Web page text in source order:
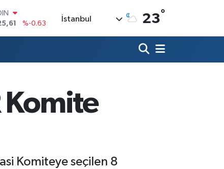
%-0.63
ALTIN
%0.45
İstanbul 23°
Komite
Komiteye seçilen 8